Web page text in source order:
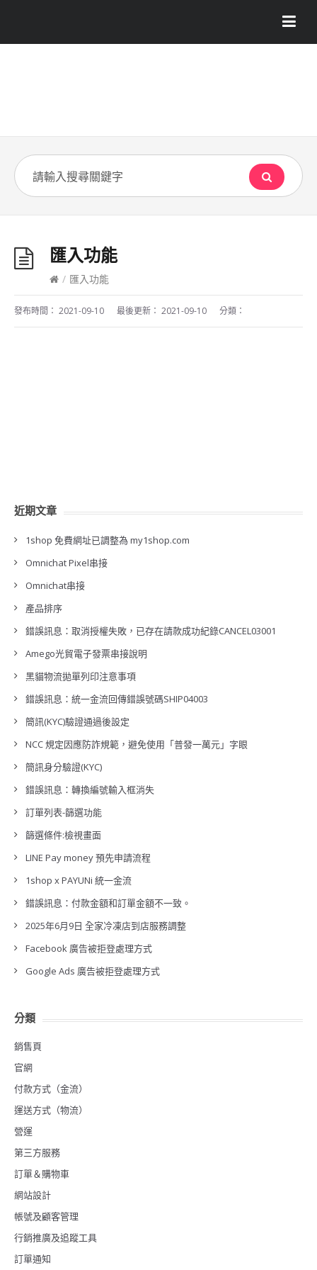
匯入功能
/ 匯入功能
發布時間： 2021-09-10 最後更新： 2021-09-10 分類：
近期文章
1shop 免費網址已調整為 my1shop.com
Omnichat Pixel串接
Omnichat串接
產品排序
錯誤訊息：取消授權失敗，已存在請款成功紀錄CANCEL03001
Amego光貿電子發票串接說明
黑貓物流拋單列印注意事項
錯誤訊息：統一金流回傳錯誤號碼SHIP04003
簡訊(KYC)驗證通過後設定
NCC 規定因應防詐規範，避免使用「普發一萬元」字眼
簡訊身分驗證(KYC)
錯誤訊息：轉換編號輸入框消失
訂單列表-篩選功能
篩選條件:檢視畫面
LINE Pay money 預先申請流程
1shop x PAYUNi 統一金流
錯誤訊息：付款金額和訂單金額不一致。
2025年6月9日 全家冷凍店到店服務調整
Facebook 廣告被拒登處理方式
Google Ads 廣告被拒登處理方式
分類
銷售頁
官網
付款方式（金流）
運送方式（物流）
營運
第三方服務
訂單＆購物車
網站設計
帳號及顧客管理
行銷推廣及追蹤工具
訂單通知